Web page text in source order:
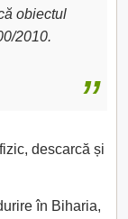
obiectul
2010.
descarcă și
în Biharia,